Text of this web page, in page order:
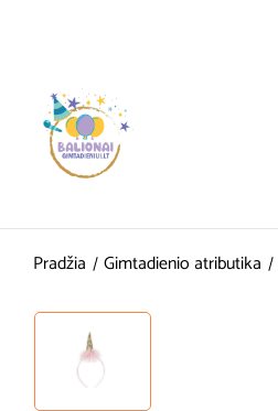
Pradžia Gimtadienio atributika